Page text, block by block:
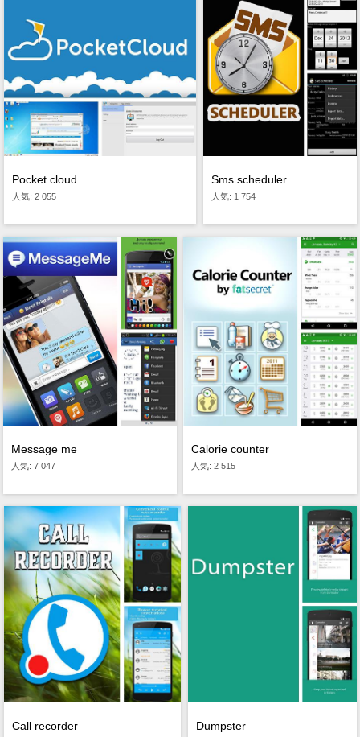
Pocket cloud
人気: 2 055
Sms scheduler
人気: 1 754
Message me
人気: 7 047
Calorie counter
人気: 2 515
Call recorder Dumpster